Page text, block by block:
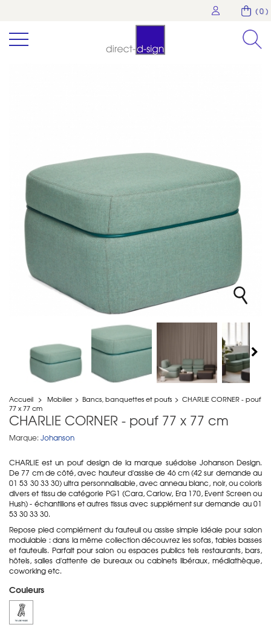
( 0 )
Accueil > Mobilier > Bancs, banquettes et poufs > CHARLIE CORNER - pouf
77 x 77 cm
CHARLIE CORNER - pouf 77 x 77 cm
Marque: Johanson
CHARLIE est un pouf design de la marque suédoise Johanson Design.
De 77 cm de côté, avec hauteur d'assise de 46 cm (42 sur demande au
01 53 30 33 30) ultra personnalisable, avec anneau blanc, noir, ou coloris
divers et tissu de catégorie PG1 (Cara, Carlow, Era 170, Event Screen ou
Hush) - échantillons et autres tissus avec supplément sur demande au 01
53 30 33 30.
Repose pied complément du fauteuil ou assise simple idéale pour salon
modulable : dans la même collection découvrez les sofas, tables basses
et fauteuils. Parfait pour salon ou espaces publics tels restaurants, bars,
hôtels, salles d'attente de bureaux ou cabinets libéraux, médiathèque,
coworking etc.
Couleurs